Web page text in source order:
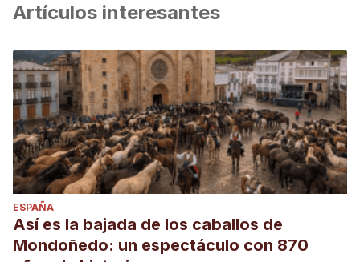
Artículos interesantes
ESPAÑA
Así es la bajada de los caballos de
Mondoñedo: un espectáculo con 870